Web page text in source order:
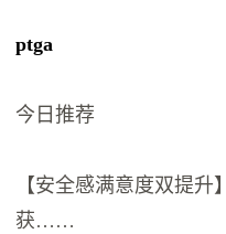
ptga
今日推荐
【安全感满意度双提
获……